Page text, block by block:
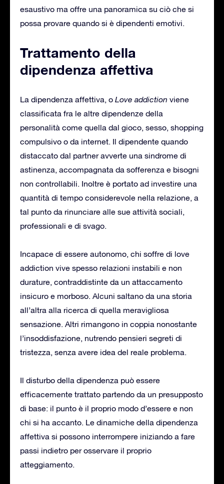
esaustivo ma offre una panoramica su ciò che si
possa provare quando si è dipendenti emotivi.
Trattamento della
dipendenza affettiva
La dipendenza affettiva, o Love addiction viene
classificata fra le altre dipendenze della
personalità come quella dal gioco, sesso, shopping
compulsivo o da internet. Il dipendente quando
distaccato dal partner avverte una sindrome di
astinenza, accompagnata da sofferenza e bisogni
non controllabili. Inoltre è portato ad investire una
quantità di tempo considerevole nella relazione, a
tal punto da rinunciare alle sue attività sociali,
professionali e di svago.
Incapace di essere autonomo, chi soffre di love
addiction vive spesso relazioni instabili e non
durature, contraddistinte da un attaccamento
insicuro e morboso. Alcuni saltano da una storia
all’altra alla ricerca di quella meravigliosa
sensazione. Altri rimangono in coppia nonostante
l’insoddisfazione, nutrendo pensieri segreti di
tristezza, senza avere idea del reale problema.
Il disturbo della dipendenza può essere
efficacemente trattato partendo da un presupposto
di base: il punto è il proprio modo d’essere e non
chi si ha accanto. Le dinamiche della dipendenza
affettiva si possono interrompere iniziando a fare
passi indietro per osservare il proprio
atteggiamento.